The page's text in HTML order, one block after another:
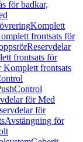
för badkar,
Komplett
frontsats för
Reservdelar
frontsats för
Komplett frontsats
för Med
för
Avstängning för